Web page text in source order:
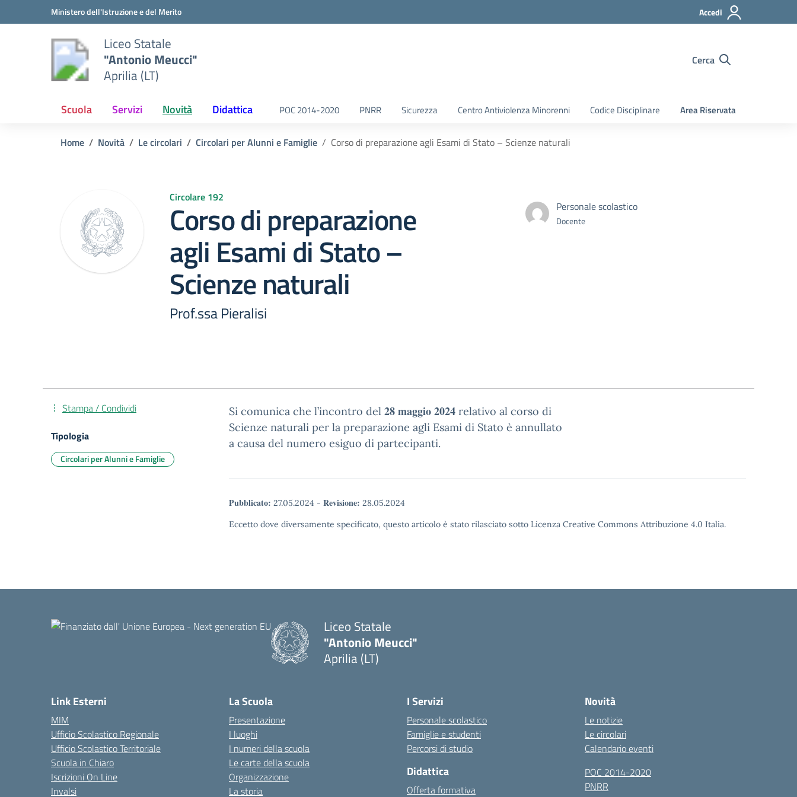
Vai ai contenuti
Vai al menu di navigazioneMinistero dell'Istruzione e del Merito Accedi
Liceo Statale
"Antonio Meucci"
Aprilia (LT)
Cerca
Scuola Servizi Novità Didattica POC 2014-2020 PNRR Sicurezza Centro Antiviolenza Minorenni Codice Disciplinare Area Riservata
Home Novità Le circolari Circolari per Alunni e Famiglie Corso di preparazione agli Esami di Stato – Scienze naturali
Circolare 192
Corso di preparazione
agli Esami di Stato –
Scienze naturali
Prof.ssa Pieralisi
Personale scolastico
Docente
Si comunica che l’incontro del 28 maggio 2024 relativo al corso di
Scienze naturali per la preparazione agli Esami di Stato è annullato
a causa del numero esiguo di partecipanti.
Pubblicato: 27.05.2024 - Revisione: 28.05.2024
Eccetto dove diversamente specificato, questo articolo è stato rilasciato sotto Licenza Creative Commons Attribuzione 4.0 Italia.
Stampa / Condividi
Tipologia
Circolari per Alunni e Famiglie
Liceo Statale
"Antonio Meucci"
Aprilia (LT)
Link Esterni
MIM
Ufficio Scolastico Regionale
Ufficio Scolastico Territoriale
Scuola in Chiaro
Iscrizioni On Line
Invalsi
La Scuola
Presentazione
I luoghi
I numeri della scuola
Le carte della scuola
Organizzazione
La storia
I Servizi
Personale scolastico
Famiglie e studenti
Percorsi di studio
Didattica
Offerta formativa
Novità
Le notizie
Le circolari
Calendario eventi
POC 2014-2020
PNRR